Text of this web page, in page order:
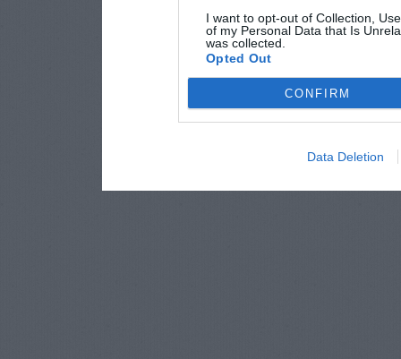
I want to opt-out of Collection,
of my Personal Data that Is
was collected.
Opted Out
CONFIRM
Data Deletion